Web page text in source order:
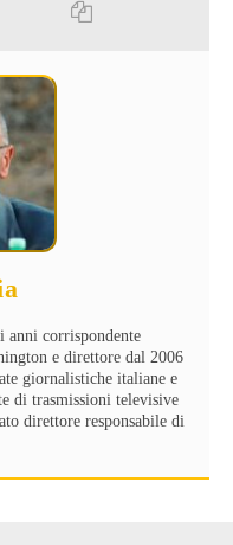
anni corrispondente
e direttore dal 2006
giornalistiche italiane e
di trasmissioni televisive
direttore responsabile di